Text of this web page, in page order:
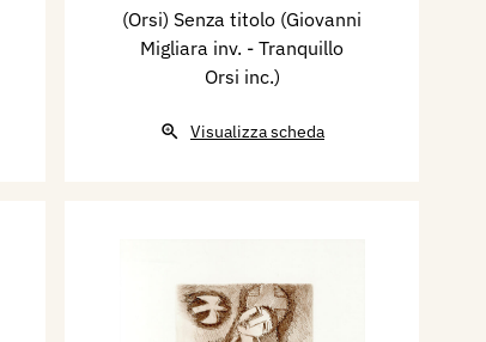
(Orsi) Senza titolo (Giovanni
Migliara inv. - Tranquillo
Orsi inc.)
Visualizza scheda